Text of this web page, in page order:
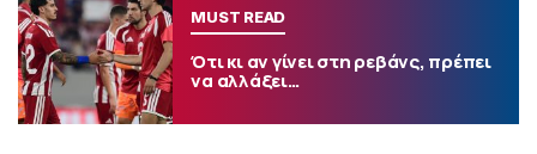
MUST READ
Ότι κι αν γίνει στη ρεβάνς, πρέπει
να αλλάξει…